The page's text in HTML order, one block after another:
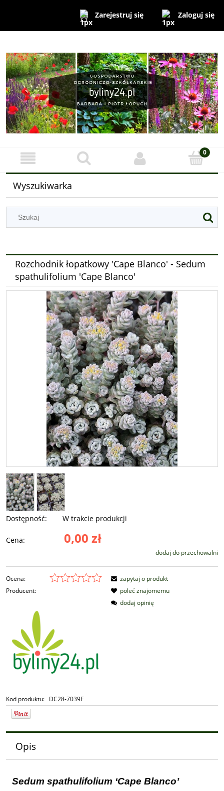
Zarejestruj się Zaloguj się
Wyszukiwarka
Rozchodnik łopatkowy 'Cape Blanco' - Sedum
spathulifolium 'Cape Blanco'
Dostępność: W trakcie produkcji
Cena: 0,00 zł
dodaj do przechowalni
Ocena:
Producent:
Kod produktu: DC28-7039F
zapytaj o produkt
poleć znajomemu
dodaj opinię
Opis
Sedum spathulifolium ‘Cape Blanco’